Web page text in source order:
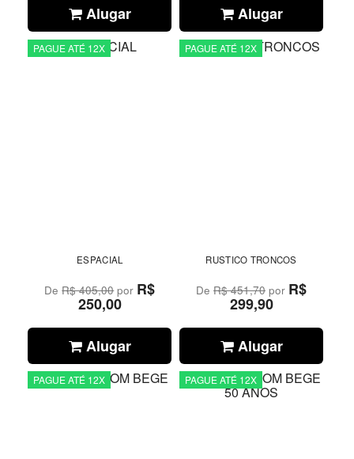
Alugar Alugar
PAGUE ATÉ 12X
ESPACIAL
DeR$ 405,00por R$
250,00
Alugar
PAGUE ATÉ 12X
RUSTICO TRONCOS
DeR$ 451,70 por R$
299,90
Alugar
PAGUE ATÉ 12X PAGUE ATÉ 12X